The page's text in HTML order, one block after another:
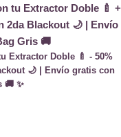
tu Extractor Doble 🍼 +
2da Blackout 🌙 | Envío
Gris 🚚
Extractor Doble 🍼 - 50%
🌙 | Envío gratis con
🚚 ✨